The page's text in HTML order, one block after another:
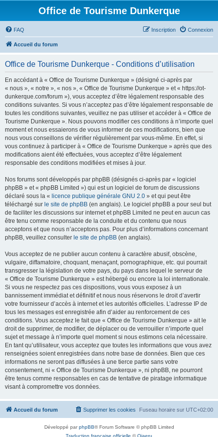
Office de Tourisme Dunkerque
FAQ Connexion
Inscription
Accueil du forum
Office de Tourisme Dunkerque - Conditions d’utilisation
En accédant à « Office de Tourisme Dunkerque » (désigné ci-après par
« nous », « notre », « nos », « Office de Tourisme Dunkerque » et « https://ot-
dunkerque.com/forum »), vous acceptez d’être légalement responsable des
conditions suivantes. Si vous n’acceptez pas d’être légalement responsable de
toutes les conditions suivantes, veuillez ne pas utiliser et accéder à « Office de
Tourisme Dunkerque ». Nous pouvons modifier ces conditions à n’importe quel
moment et nous essaierons de vous informer de ces modifications, bien que
nous vous conseillons de vérifier régulièrement par vous-même. En effet, si
vous continuez à participer à « Office de Tourisme Dunkerque » après que des
modifications aient été effectuées, vous acceptez d’être légalement
responsable des conditions modifiées et mises à jour.
Nos forums sont développés par phpBB (désignés ci-après par « logiciel
phpBB » et « phpBB Limited ») qui est un logiciel de forum de discussions
déclaré sous la « licence publique générale GNU 2.0 » et qui peut être
téléchargé sur le site de phpBB (en anglais). Le logiciel phpBB a pour seul but
de faciliter les discussions sur internet et phpBB Limited ne peut en aucun cas
être tenu comme responsable de la conduite et du contenu que nous
acceptons et que nous n’acceptons pas. Pour plus d’informations concernant
phpBB, veuillez consulter le site de phpBB (en anglais).
Vous acceptez de ne publier aucun contenu à caractère abusif, obscène,
vulgaire, diffamatoire, choquant, menaçant, pornographique, etc. qui pourrait
transgresser la législation de votre pays, du pays dans lequel le serveur de
« Office de Tourisme Dunkerque » est hébergé ou encore la loi internationale.
Si vous ne respectez pas ces dispositions, vous vous exposez à un
bannissement immédiat et définitif et nous nous réservons le droit d’avertir
votre fournisseur d’accès à internet et les autorités officielles. L’adresse IP de
tous les messages est enregistrée afin d’aider au renforcement de ces
conditions. Vous acceptez le fait que « Office de Tourisme Dunkerque » ait le
droit de supprimer, de modifier, de déplacer ou de verrouiller n’importe quel
sujet et message à n’importe quel moment si nous estimons cela nécessaire.
En tant qu’utilisateur, vous acceptez que toutes les informations que vous avez
renseignées soient enregistrées dans notre base de données. Bien que ces
informations ne seront pas diffusées à une tierce partie sans votre
consentement, ni « Office de Tourisme Dunkerque », ni phpBB, ne pourront
être tenus comme responsables en cas de tentative de piratage informatique
visant à compromettre vos données.
Accueil du forum Fuseau horaire sur UTC+02:00
Supprimer les cookies
Développé parphpBB® Forum Software © phpBB Limited
Traduction française officielle ©Qiaeru